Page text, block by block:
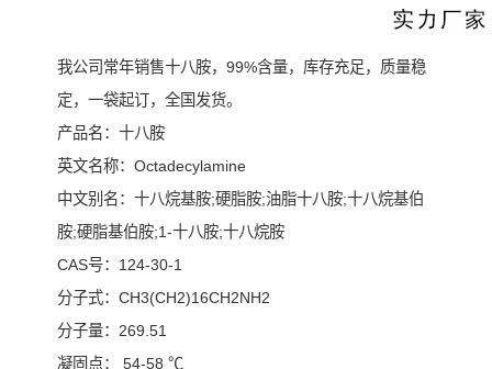
我公司常年销售十八胺，99%含量，库存充足，质量稳
定，一袋起订，全国发货。
产品名：十八胺
英文名称：Octadecylamine
中文别名：十八烷基胺;硬脂胺;油脂十八胺;十八烷基伯
胺;硬脂基伯胺;1-十八胺;十八烷胺
CAS号：124-30-1
分子式：CH3(CH2)16CH2NH2
分子量：269.51
凝固点： 54-58 ℃